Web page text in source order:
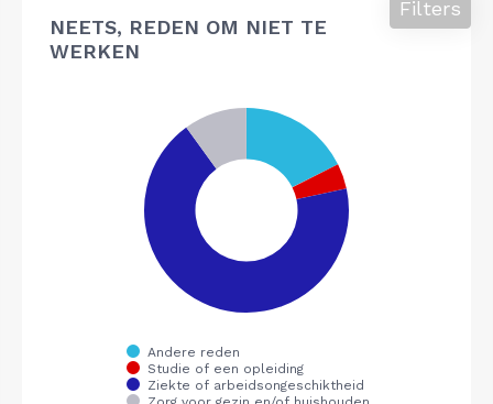
NEETS, REDEN OM NIET TE
WERKEN
Filters